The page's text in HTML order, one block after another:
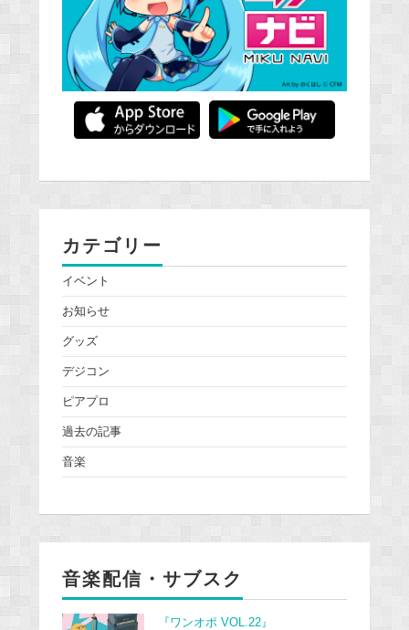
カテゴリー
イベント
お知らせ
グッズ
デジコン
ピアプロ
過去の記事
音楽
音楽配信・サブスク
『ワンオポ VOL.22』